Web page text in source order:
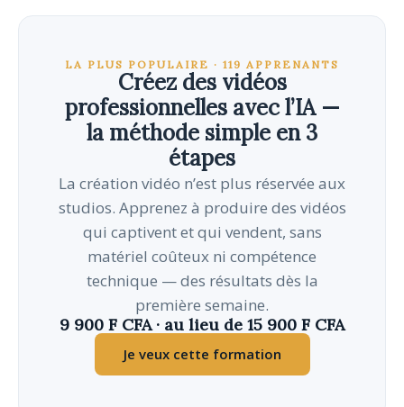
LA PLUS POPULAIRE · 119 APPRENANTS
Créez des vidéos
professionnelles avec l’IA —
la méthode simple en 3
étapes
La création vidéo n’est plus réservée aux
studios. Apprenez à produire des vidéos
qui captivent et qui vendent, sans
matériel coûteux ni compétence
technique — des résultats dès la
première semaine.
9 900 F CFA · au lieu de 15 900 F CFA
Je veux cette formation